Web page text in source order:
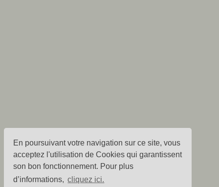
En poursuivant votre navigation sur ce site, vous
acceptez l'utilisation de Cookies qui garantissent
son bon fonctionnement. Pour plus
d’informations, cliquez ici.